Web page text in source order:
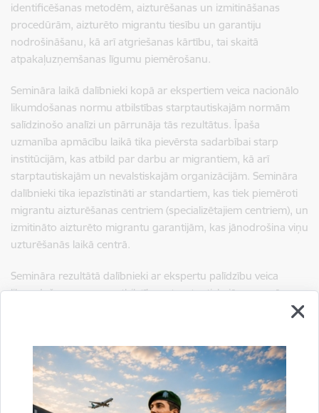
identificēšanas metodēm, aizturēšanas un izmitināšanas
procedūrām, aizturēto migrantu tiesību un garantiju
nodrošināšanu, kā arī atgriešanas kārtību, tai skaitā
atpakaļuzņemšanas līgumu piemērošanu.
Semināra laikā dalībnieki kopā ar ekspertiem veica nacionālo
likumdošanas normu atbilstības starptautiskajām normām
salīdzinošo analīzi un pārrunāja tās rezultātus. Īpaša
uzmanība apmācību laikā tika pievērsta sadarbībai starp
institūcijām, kas atbild par darbu ar migrantiem, kā arī
starptautiskajām un nevalstiskajām organizācijām. Semināra
dalībnieki tika iepazīstināti ar standartiem, kas tiek piemēroti
migrantu aizturēšanas centriem (specializētajiem centriem), un
izmitināto aizturēto migrantu garantijām, kas jānodrošina viņu
uzturēšanās laikā centrā.
Semināra rezultātā dalībnieki ar ekspertu palīdzību veica
likumdošanas normu atbilstības starptautiskajām normām
institūcijām, kas atbild par darbu ar migrantiem, kā arī
starptautiskajām un nevalstiskajām organizācijām.
Sagatavoja: